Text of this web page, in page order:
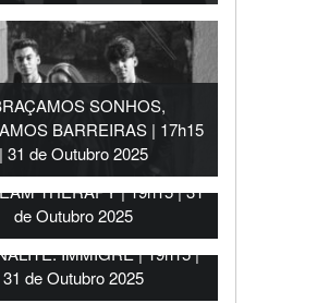
SONHOS,
BARREIRAS | 17h15
| 31 de Outubro 2025
THERAPY | 19h15 | 31
de Outubro 2025
IMMIGRÉ | 19h15 |
31 de Outubro 2025